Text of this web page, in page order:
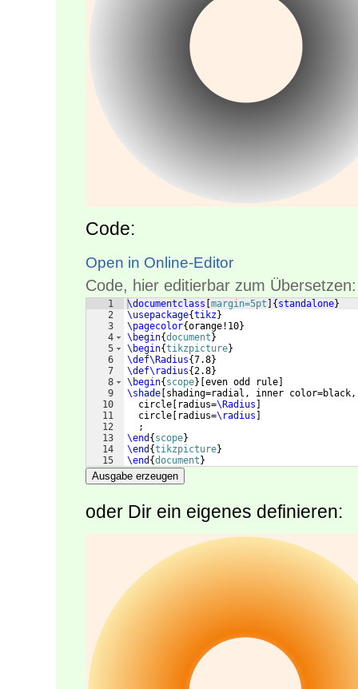
Code:
Open in Online-Editor
Code, hier editierbar zum Übersetzen:
1
2
3
4
5
6
7
8
9
10
11
12
13
14
15
\documentclass margin=5pt { standalone}
\usepackage{tikz}
\pagecolor{orange!10}
\begin{document }
\begin{tikzpicture}
\def\Radius{7.8}
\def\radius{2.8}
\begin{ scope} even odd rule
\shade shading=radial, inner
  circle
radius=\Radius
  circle
radius=\radius
  ;
\end { scope}
\end {tikzpicture}
\end {document }
Ausgabe erzeugen
oder Dir ein eigenes definieren: